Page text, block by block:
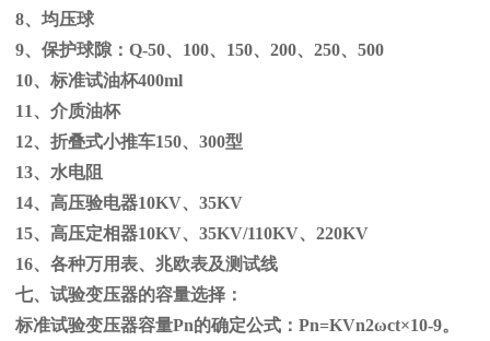
8、均压球
9、保护球隙： Q-50、 100、 150、 200、 250、 500
10、标准试油杯400ml
11、介质油杯
12、折叠式小推车150、 300型
13、水电阻
14、高压验电器10KV、 35KV
15、高压定相器10KV、 35KV/110KV、 220KV
16、各种万用表、兆欧表及测试线
七、试验变压器的容量选择：
标准试验变压器容量Pn的确定公式： Pn=KVn2ωct×10-9。